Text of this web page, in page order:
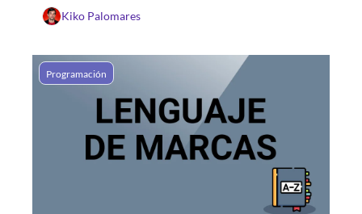
Kiko Palomares
Programación